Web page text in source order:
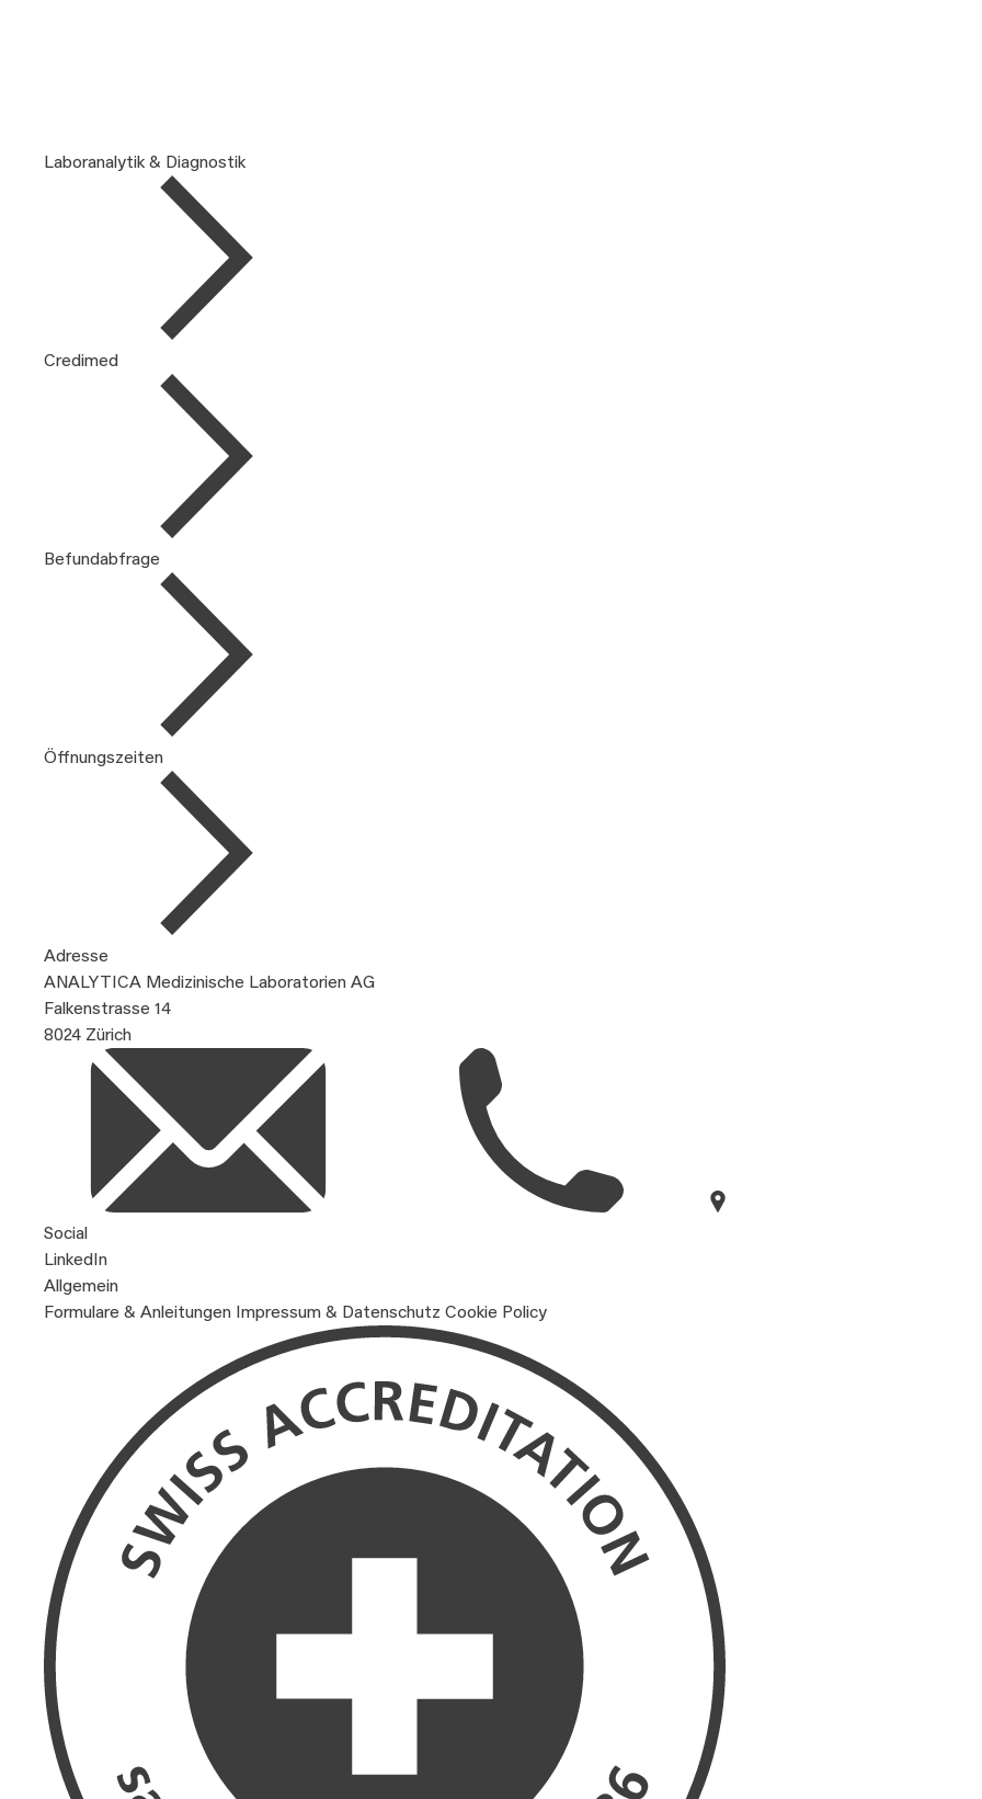
Laboranalytik & Diagnostik
Credimed
Befundabfrage
Öffnungszeiten
Adresse
ANALYTICA Medizinische Laboratorien AG
Falkenstrasse 14
8024 Zürich
Social
LinkedIn
Allgemein
Formulare & Anleitungen Impressum & Datenschutz Cookie Policy